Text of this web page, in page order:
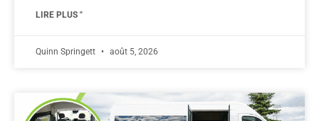
LIRE PLUS "
Quinn Springett août 5, 2026